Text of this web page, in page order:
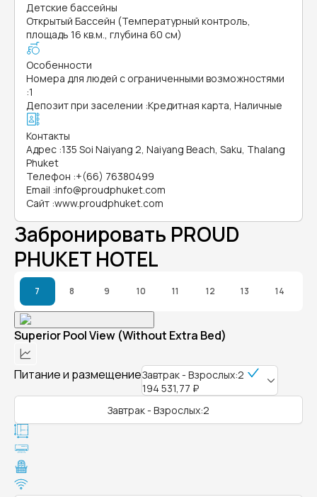
Детские бассейны
Открытый Бассейн (Температурный контроль,
площадь 16 кв.м., глубина 60 см)
Особенности
Номера для людей с ограниченными возможностями
:1
Депозит при заселении :Кредитная карта, Наличные
Контакты
Адрес :135 Soi Naiyang 2, Naiyang Beach, Saku, Thalang
Phuket
Телефон :+(66) 76380499
Email :info@proudphuket.com
Сайт :www.proudphuket.com
Забронировать PROUD
PHUKET HOTEL
7 8 9 10 11 12 13 14
Superior Pool View (Without Extra Bed)
Питание и размещениеЗавтрак - Взрослых:2
194 531,77 ₽
Завтрак - Взрослых:2